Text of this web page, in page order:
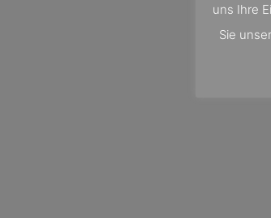
uns Ihre
Sie